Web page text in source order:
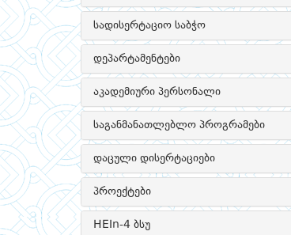
სადისერტაციო საბჭო
დეპარტამენტები
აკადემიური პერსონალი
საგანმანათლებლო პროგრამები
დაცული დისერტაციები
პროექტები
HEIn-4 ბსუ